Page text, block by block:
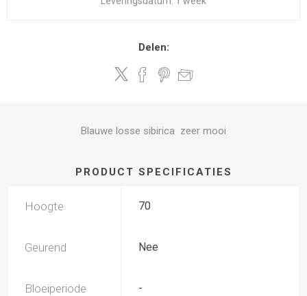
Delen:
Blauwe losse sibirica zeer mooi
PRODUCT SPECIFICATIES
Hoogte 70
Geurend Nee
Bloeiperiode -